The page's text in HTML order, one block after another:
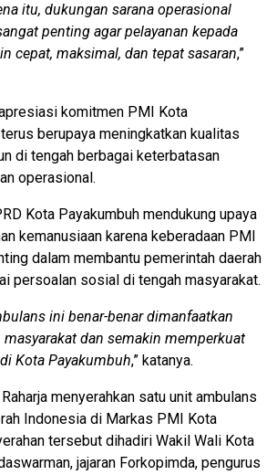
itu, dukungan sarana operasional
penting agar pelayanan kepada
cepat, maksimal, dan tepat sasaran,”
komitmen PMI Kota
berupaya meningkatkan kualitas
di tengah berbagai keterbatasan
operasional.
Kota Payakumbuh mendukung upaya
kemanusiaan karena keberadaan PMI
dalam membantu pemerintah daerah
persoalan sosial di tengah masyarakat.
ini benar-benar dimanfaatkan
dan semakin memperkuat
Kota Payakumbuh,” katanya.
menyerahkan satu unit ambulans
Indonesia di Markas PMI Kota
tersebut dihadiri Wakil Wali Kota
jajaran Forkopimda, pengurus